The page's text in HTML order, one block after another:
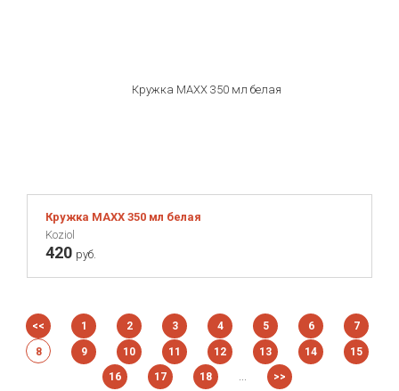
Кружка MAXX 350 мл белая
Koziol
420 руб.
<< 1 2 3 4 5 6 7
8 9 10 11 12 13 14
15
16
17 18 ... >>